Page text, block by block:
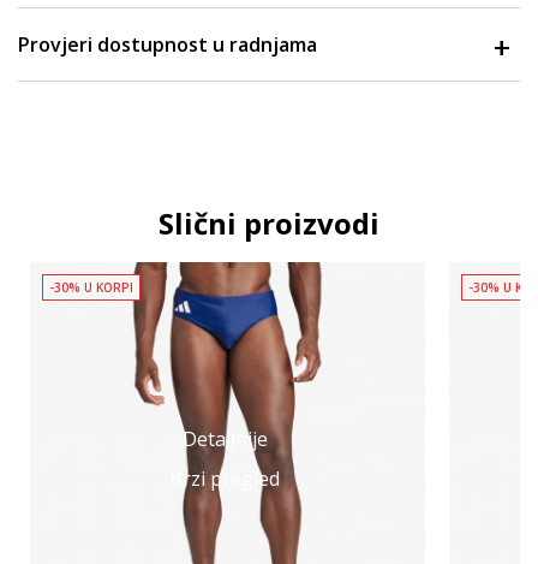
Provjeri dostupnost u radnjama
Slični proizvodi
Detaljnije
Brzi pregled
-30% U KORPI -30% U